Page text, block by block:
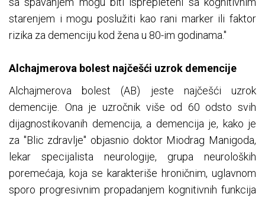
starenjem i mogu poslužiti kao rani marker ili faktor
rizika za demenciju kod žena u 80-im godinama."
Alchajmerova bolest najčešći uzrok demencije
Alchajmerova bolest (AB) jeste najčešći uzrok
demencije. Ona je uzročnik više od 60 odsto svih
dijagnostikovanih demencija, a demencija je, kako je
za "Blic zdravlje" objasnio doktor Miodrag Manigoda,
lekar specijalista neurologije, grupa neuroloških
poremećaja, koja se karakteriše hroničnim, uglavnom
sporo progresivnim propadanjem kognitivnih funkcija